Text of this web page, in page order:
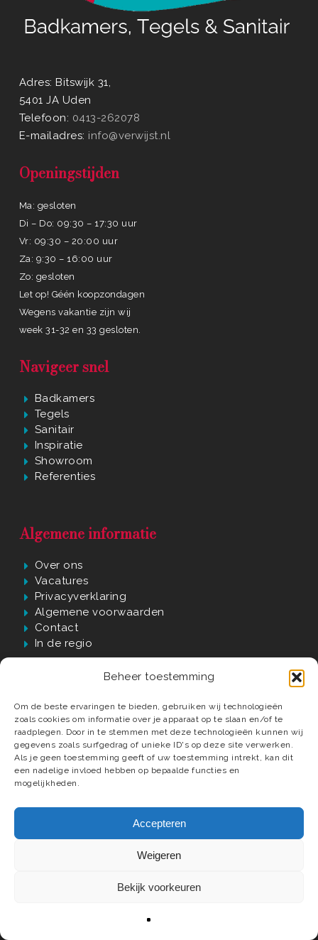
Beheer toestemming
Om de beste ervaringen te bieden, gebruiken wij technologieën
zoals cookies om informatie over je apparaat op te slaan en/of te
raadplegen. Door in te stemmen met deze technologieën kunnen wij
gegevens zoals surfgedrag of unieke ID's op deze site verwerken.
Als je geen toestemming geeft of uw toestemming intrekt, kan dit
een nadelige invloed hebben op bepaalde functies en
mogelijkheden.
Accepteren
Weigeren
Bekijk voorkeuren
Adres: Bitswijk 31,
5401 JA Uden
Telefoon: 0413-262078
E-mailadres: info@verwijst.nl
Openingstijden
Ma: gesloten
Di – Do: 09:30 – 17:30 uur
Vr: 09:30 – 20:00 uur
Za: 9:30 – 16:00 uur
Zo: gesloten
Let op! Géén koopzondagen
Wegens vakantie zijn wij
week 31-32 en 33 gesloten.
Navigeer snel
Badkamers
Tegels
Sanitair
Inspiratie
Showroom
Referenties
Algemene informatie
Over ons
Vacatures
Privacyverklaring
Algemene voorwaarden
Contact
In de regio
Waarom Verwijst?
60 jaar passie, kwaliteit én vakmanschap
Luxe badkamer materialen en elementen
Compleet ontzorgd tot in detail
Deskundige installateurs
Mediaversa.